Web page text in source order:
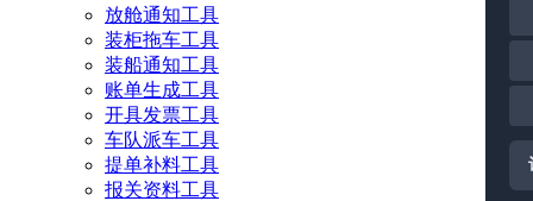
放舱通知工具
装柜拖车工具
装船通知工具
账单生成工具
开具发票工具
车队派车工具
提单补料工具
报关资料工具